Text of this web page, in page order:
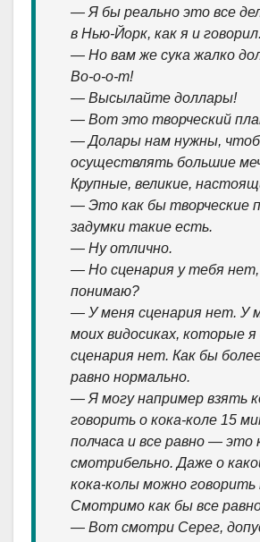
— Я бы реально это все
в Нью-Йорк, как я и говорил.
— Но вам же сука жалко
Во-о-о-т!
— Высылайте доллары!
— Вот это творческий
— Долары нам нужны,
осуществлять большие
Крупные, великие,
— Это как бы творческие
задумки такие есть.
— Ну отлично.
— Но сценария у тебя
понимаю?
— У меня сценария нет. У
моих видосиках, которые я
сценария нет. Как бы
равно нормально.
— Я могу например взять
говорить о кока-коле 15
полчаса и все равно — это
смотрибельно. Даже о
кока-колы можно говорить
Смотримо как бы все
— Вот смотри Серег,